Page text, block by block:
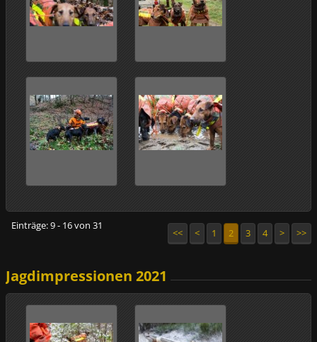
Einträge: 9 - 16 von 31
<< < 1 2 3 4 > >>
Jagdimpressionen 2021